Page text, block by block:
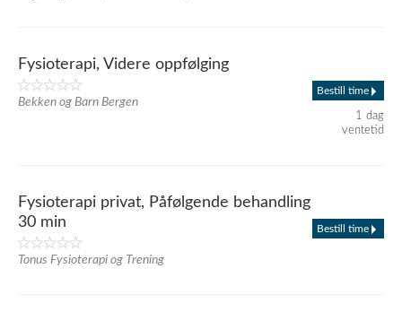
Fysioterapi, Videre oppfølging
Bekken og Barn Bergen
Bestill time
1 dag
ventetid
Fysioterapi privat, Påfølgende behandling
30 min
Tonus Fysioterapi og Trening
Bestill time